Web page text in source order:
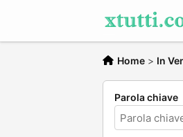
Home > In
Parola chiave